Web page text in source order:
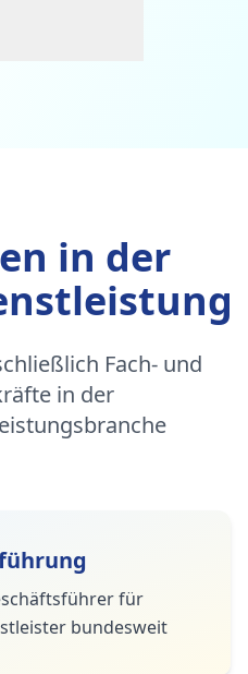
in der
Fach- und
in der
für
bundesweit